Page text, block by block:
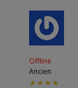
Offline
Ancien
★★★★